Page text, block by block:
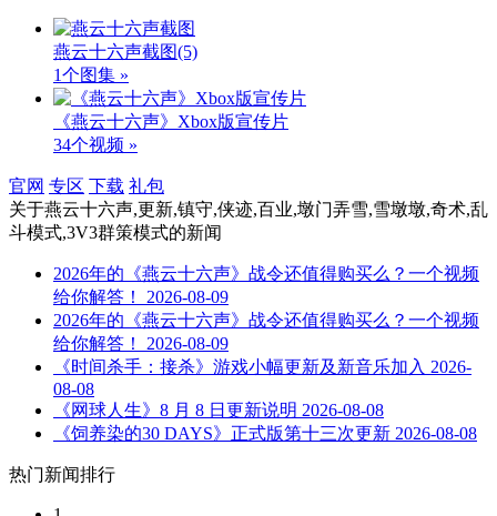
燕云十六声截图(5)
1个图集 »
《燕云十六声》Xbox版宣传片
34个视频 »
官网 专区 下载 礼包
关于燕云十六声,更新,镇守,侠迹,百业,墩门弄雪,雪墩墩,奇术,乱
斗模式,3V3群策模式的新闻
2026年的《燕云十六声》战令还值得购买么？一个视频
给你解答！
2026-08-09
2026年的《燕云十六声》战令还值得购买么？一个视频
给你解答！
2026-08-09
《时间杀手：接杀》游戏小幅更新及新音乐加入 2026-
08-08
《网球人生》8 月 8 日更新说明 2026-08-08
《饲养染的30 DAYS》正式版第十三次更新 2026-08-08
热门新闻排行